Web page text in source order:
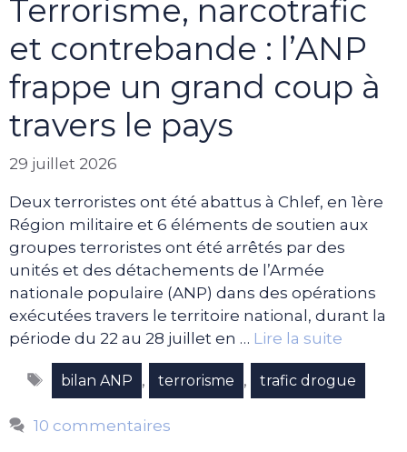
Terrorisme, narcotrafic
et contrebande : l’ANP
frappe un grand coup à
travers le pays
29 juillet 2026
Deux terroristes ont été abattus à Chlef, en 1ère
Région militaire et 6 éléments de soutien aux
groupes terroristes ont été arrêtés par des
unités et des détachements de l’Armée
nationale populaire (ANP) dans des opérations
exécutées travers le territoire national, durant la
période du 22 au 28 juillet en … Lire la suite
Étiquettes
bilan ANP , terrorisme , trafic drogue
10 commentaires